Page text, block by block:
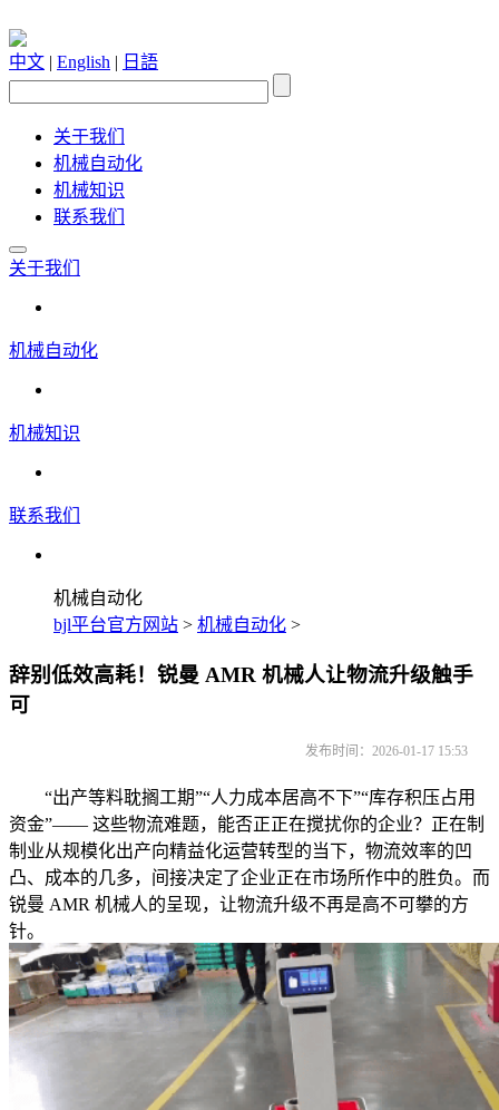
中文 | English | 日語
关于我们
机械自动化
机械知识
联系我们
关于我们
机械自动化
机械知识
联系我们
机械自动化
bjl平台官方网站 > 机械自动化 >
辞别低效高耗！锐曼 AMR 机械人让物流升级触手
可
发布时间：2026-01-17 15:53
“出产等料耽搁工期”“人力成本居高不下”“库存积压占用
资金”—— 这些物流难题，能否正正在搅扰你的企业？正在制
制业从规模化出产向精益化运营转型的当下，物流效率的凹
凸、成本的几多，间接决定了企业正在市场所作中的胜负。而
锐曼 AMR 机械人的呈现，让物流升级不再是高不可攀的方
针。